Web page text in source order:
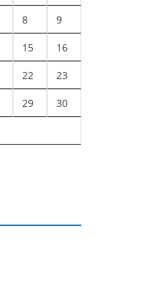
8 9
15 16
22 23
29 30